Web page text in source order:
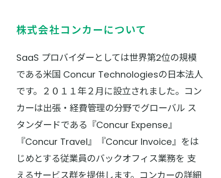
株式会社コンカーについて
SaaS プロバイダーとしては世界第2位の規模
である米国 Concur Technologiesの日本法人
です。２０１１年２月に設立されました。コン
カーは出張・経費管理の分野でグローバル ス
タンダードである『Concur Expense』
『Concur Travel』『Concur Invoice』をは
じめとする従業員のバックオフィス業務を 支
えるサービス群を提供します。コンカーの詳細